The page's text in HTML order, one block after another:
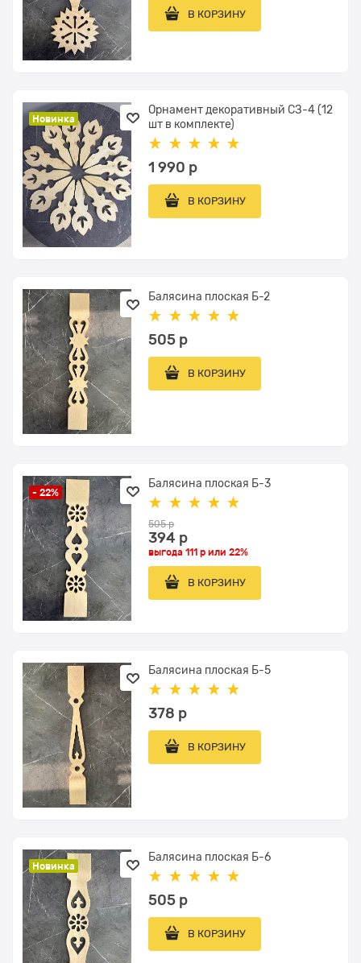
В КОРЗИНУ
Новинка
Орнамент декоративный СЗ-4 (12
шт в комплекте)
1 990 р
В КОРЗИНУ
Балясина плоская Б-2
505 р
В КОРЗИНУ
- 22%
Балясина плоская Б-3
505 р
394 р
выгода111 р или22%
В КОРЗИНУ
Балясина плоская Б-5
378 р
В КОРЗИНУ
Новинка
Балясина плоская Б-6
505 р
В КОРЗИНУ